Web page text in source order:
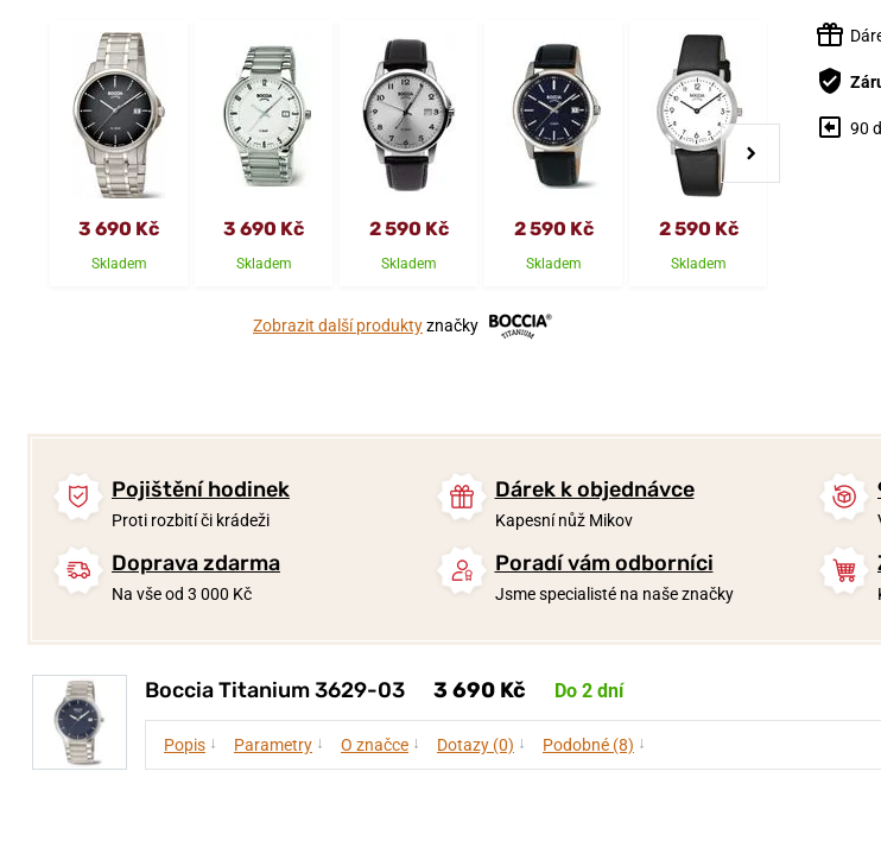
90
3 690 Kč
Skladem
3 690 Kč
Skladem
2 590 Kč
Skladem
2 590 Kč
Skladem
2 590 Kč
Skladem
Zobrazit další produktyznačky
Pojištění hodinek
Proti rozbití či krádeži
Dárek k objednávce
Kapesní nůž Mikov
Doprava zdarma
Na vše od 3 000 Kč
Poradí vám odborníci
Jsme specialisté na naše značky
Boccia Titanium 3629-03 3 690 Kč Do 2 dní
Popis ↓ Parametry ↓ O značce ↓ Dotazy (0) ↓ Podobné (8) ↓